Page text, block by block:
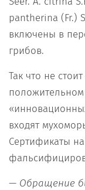
pantherina (Fr.)
включены в
грибов.
Так что не
входят
Сертификаты
— Обращение